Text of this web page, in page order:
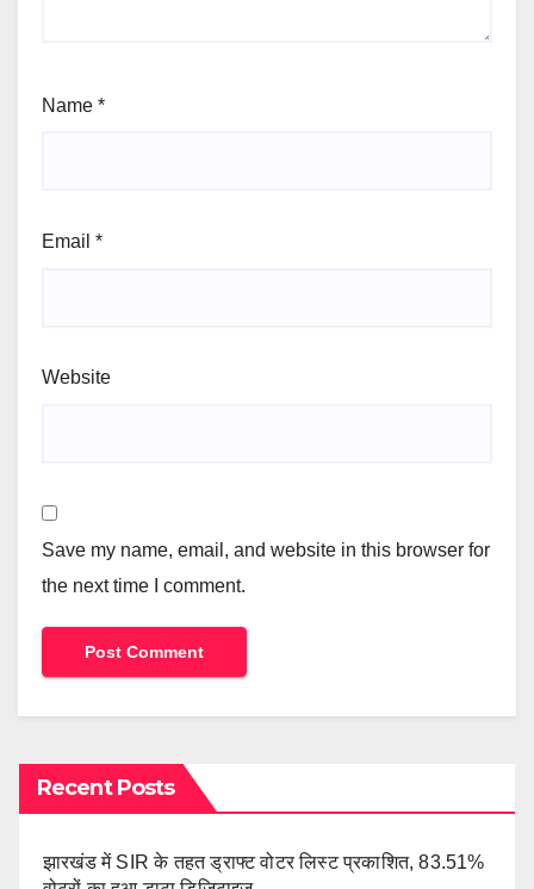
Name *
Email *
Website
Save my name, email, and website in this browser for
the next time I comment.
Recent Posts
झारखंड में SIR के तहत ड्राफ्ट वोटर लिस्ट प्रकाशित, 83.51%